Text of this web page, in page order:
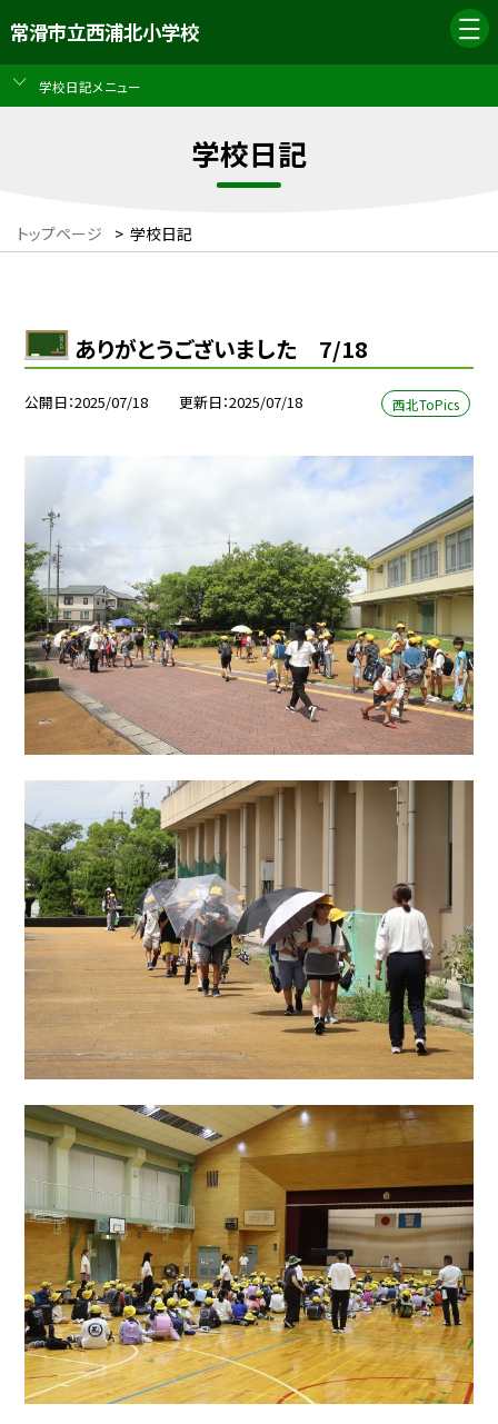
常滑市立西浦北小学校
学校日記メニュー
学校日記
トップページ > 学校日記
ありがとうございました 7/18
公開日 2025/07/18 更新日 2025/07/18 西北ToPics